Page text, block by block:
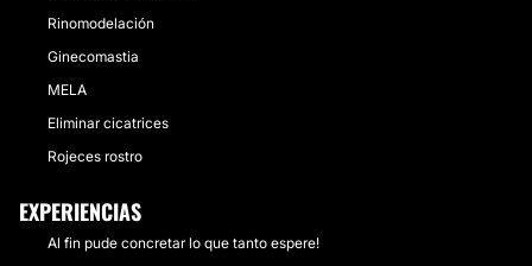
Rinomodelación
Ginecomastia
MELA
Eliminar cicatrices
Rojeces rostro
EXPERIENCIAS
Al fin pude concretar lo que tanto espere!